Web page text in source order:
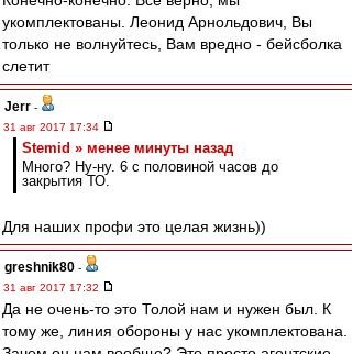
укомплектованы. Леонид Арнольдович, Вы
только не волнуйтесь, Вам вредно - бейсболка
слетит
Jerr -
31 авг 2017 17:34
Stemid » менее минуты назад
Много? Ну-ну. 6 с половиной часов до
закрытия ТО.
Для наших профи это целая жизнь))
greshnik80 -
31 авг 2017 17:32
Да не очень-то это Толой нам и нужен был. К
тому же, линия обороны у нас укомплектована.